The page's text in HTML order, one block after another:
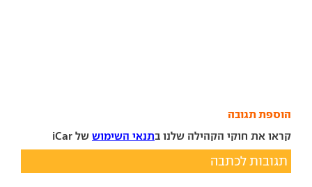
הוספת תגובה
קראו את חוקי הקהילה שלנו בתנאי השימוש של iCar
תגובות לכתבה